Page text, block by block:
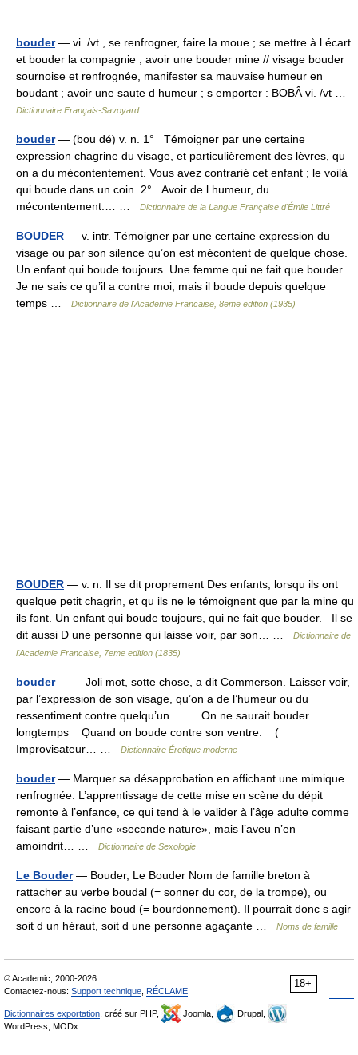
bouder— vi. /vt., se renfrogner, faire la moue ; se mettre à l écart
et bouder la compagnie ; avoir une bouder mine // visage bouder
sournoise et renfrognée, manifester sa mauvaise humeur en
boudant ; avoir une saute d humeur ; s emporter : BOBÂ vi. /vt …
Dictionnaire Français-Savoyard
bouder— (bou dé) v. n. 1° Témoigner par une certaine
expression chagrine du visage, et particulièrement des lèvres, qu
on a du mécontentement. Vous avez contrarié cet enfant ; le voilà
qui boude dans un coin. 2° Avoir de l humeur, du
mécontentement.… …
Dictionnaire de la Langue Française d'Émile Littré
BOUDER — v. intr. Témoigner par une certaine expression du
visage ou par son silence qu’on est mécontent de quelque chose.
Un enfant qui boude toujours. Une femme qui ne fait que bouder.
Je ne sais ce qu’il a contre moi, mais il boude depuis quelque
temps …
Dictionnaire de l'Academie Francaise, 8eme edition (1935)
BOUDER — v. n. Il se dit proprement Des enfants, lorsqu ils ont
quelque petit chagrin, et qu ils ne le témoignent que par la mine qu
ils font. Un enfant qui boude toujours, qui ne fait que bouder. Il se
dit aussi D une personne qui laisse voir, par son… …
Dictionnaire de
l'Academie Francaise, 7eme edition (1835)
bouder— Joli mot, sotte chose, a dit Commerson. Laisser voir,
par l’expression de son visage, qu’on a de l’humeur ou du
ressentiment contre quelqu’un. On ne saurait bouder
longtemps Quand on boude contre son ventre. (
Improvisateur… …
Dictionnaire Érotique moderne
bouder— Marquer sa désapprobation en affichant une mimique
renfrognée. L’apprentissage de cette mise en scène du dépit
remonte à l’enfance, ce qui tend à le valider à l’âge adulte comme
faisant partie d’une «seconde nature», mais l’aveu n’en
amoindrit… …
Dictionnaire de Sexologie
Le Bouder— Bouder, Le Bouder Nom de famille breton à
rattacher au verbe boudal (= sonner du cor, de la trompe), ou
encore à la racine boud (= bourdonnement). Il pourrait donc s agir
soit d un héraut, soit d une personne agaçante …
Noms de famille
18+
© Academic, 2000-2026
Contactez-nous: Support technique RÉCLAME
Dictionnaires exportation , créé sur PHP, Joomla,
Drupal,
WordPress, MODx.